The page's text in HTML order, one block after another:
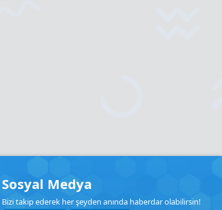
Sosyal Medya
Bizi takip ederek her şeyden anında haberdar olabilirsin!